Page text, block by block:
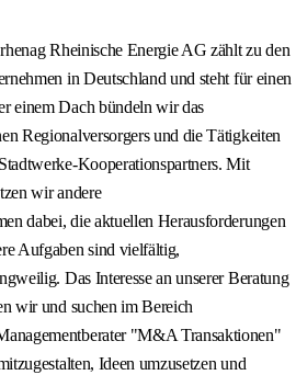
Rheinische Energie AG zählt zu den
in Deutschland und steht für einen
einem Dach bündeln wir das
Regionalversorgers und die Tätigkeiten
Kooperationspartners. Mit
wir andere
dabei, die aktuellen Herausforderungen
Aufgaben sind vielfältig,
Das Interesse an unserer Beratung
wir und suchen im Bereich
"M&A Transaktionen"
Ideen umzusetzen und